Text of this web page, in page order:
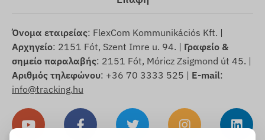
Όνομα εταιρείας: FlexCom Kommunikációs Kft. |
Αρχηγείο: 2151 Fót, Szent Imre u. 94. | Γραφείο &
σημείο παραλαβής: 2151 Fót, Móricz Zsigmond út 45. |
Αριθμός τηλεφώνου: +36 70 3333 525 | E-mail:
info@tracking.hu